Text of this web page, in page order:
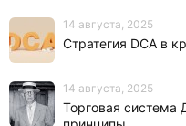
14 августа, 2025
Стратегия DCA в
14 августа, 2025
Торговая